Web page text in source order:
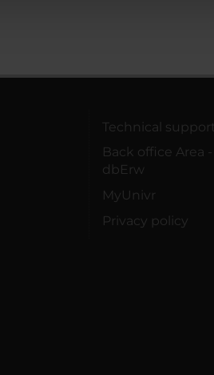
Technical support
Back office Area -
dbErw
MyUnivr
Privacy policy